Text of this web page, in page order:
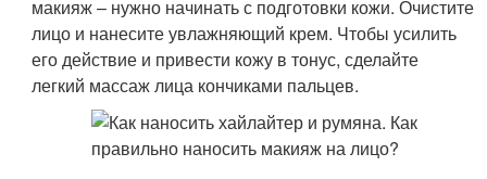
макияж – нужно начинать с подготовки кожи. Очистите
лицо и нанесите увлажняющий крем. Чтобы усилить
его действие и привести кожу в тонус, сделайте
легкий массаж лица кончиками пальцев.